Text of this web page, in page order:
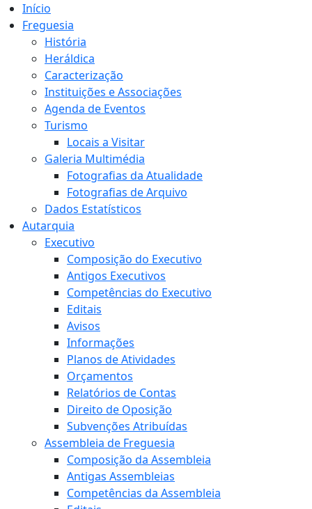
Início
Freguesia
História
Heráldica
Caracterização
Instituições e Associações
Agenda de Eventos
Turismo
Locais a Visitar
Galeria Multimédia
Fotografias da Atualidade
Fotografias de Arquivo
Dados Estatísticos
Autarquia
Executivo
Composição do Executivo
Antigos Executivos
Competências do Executivo
Editais
Avisos
Informações
Planos de Atividades
Orçamentos
Relatórios de Contas
Direito de Oposição
Subvenções Atribuídas
Assembleia de Freguesia
Composição da Assembleia
Antigas Assembleias
Competências da Assembleia